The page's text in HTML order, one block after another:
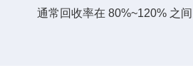
通常回收率在 80%~120% 之间